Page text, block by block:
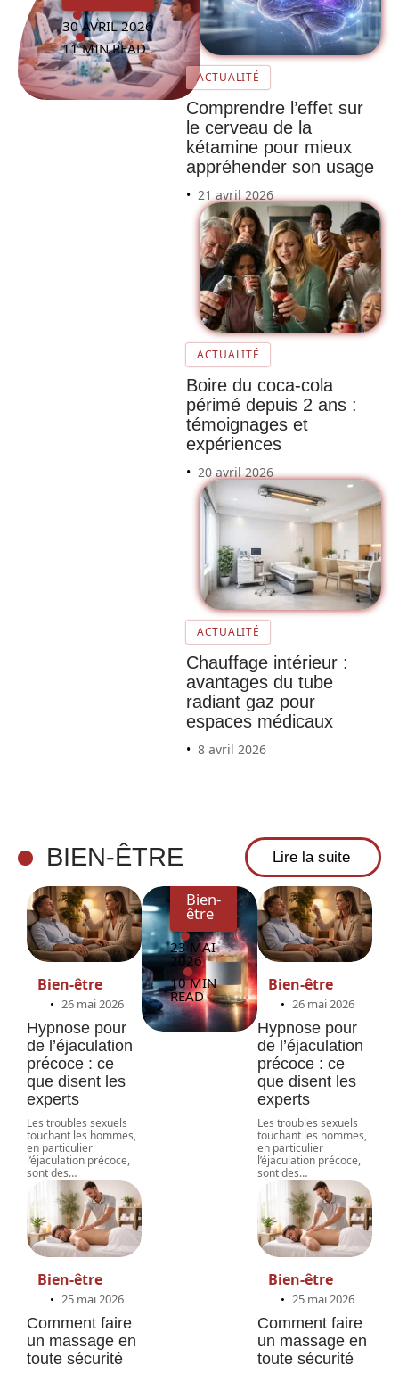
30 AVRIL 2026
11 MIN READ
ACTUALITÉ
Comprendre l’effet sur
le cerveau de la
kétamine pour mieux
appréhender son usage
21 avril 2026
ACTUALITÉ
Boire du coca-cola
périmé depuis 2 ans :
témoignages et
expériences
20 avril 2026
ACTUALITÉ
Chauffage intérieur :
avantages du tube
radiant gaz pour
espaces médicaux
8 avril 2026
BIEN-ÊTRE Lire la suite
Bien-être
26 mai 2026
Hypnose pour
de l’éjaculation
précoce : ce
que disent les
experts
Les troubles sexuels
touchant les hommes,
en particulier
l’éjaculation précoce,
sont des…
Bien-être
25 mai 2026
Comment faire
un massage en
toute sécurité
sur le
danger
du
Therm
oxyl :
Ce que
vous
savoir
Bien-
être
23 MAI
2026
10 MIN
READ
Bien-être
26 mai 2026
Hypnose pour
de l’éjaculation
précoce : ce
que disent les
experts
Les troubles sexuels
touchant les hommes,
en particulier
l’éjaculation précoce,
sont des…
Bien-être
25 mai 2026
Comment faire
un massage en
toute sécurité